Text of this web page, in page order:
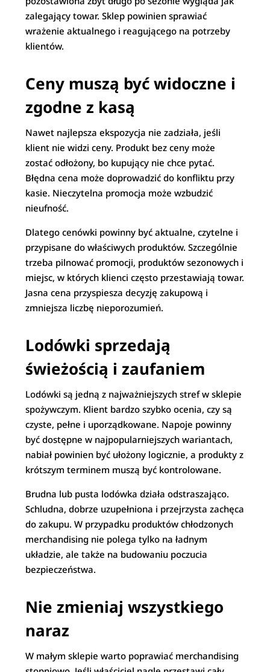
zalegający towar. Sklep powinien sprawiać
wrażenie aktualnego i reagującego na potrzeby
klientów.
Ceny muszą być widoczne i
zgodne z kasą
Nawet najlepsza ekspozycja nie zadziała, jeśli
klient nie widzi ceny. Produkt bez ceny może
zostać odłożony, bo kupujący nie chce pytać.
Błędna cena może doprowadzić do konfliktu przy
kasie. Nieczytelna promocja może wzbudzić
nieufność.
Dlatego cenówki powinny być aktualne, czytelne i
przypisane do właściwych produktów. Szczególnie
trzeba pilnować promocji, produktów sezonowych i
miejsc, w których klienci często przestawiają towar.
Jasna cena przyspiesza decyzję zakupową i
zmniejsza liczbę nieporozumień.
Lodówki sprzedają
świeżością i zaufaniem
Lodówki są jedną z najważniejszych stref w sklepie
spożywczym. Klient bardzo szybko ocenia, czy są
czyste, pełne i uporządkowane. Napoje powinny
być dostępne w najpopularniejszych wariantach,
nabiał powinien być ułożony logicznie, a produkty z
krótszym terminem muszą być kontrolowane.
Brudna lub pusta lodówka działa odstraszająco.
Schludna, dobrze uzupełniona i przejrzysta zachęca
do zakupu. W przypadku produktów chłodzonych
merchandising nie polega tylko na ładnym
układzie, ale także na budowaniu poczucia
bezpieczeństwa.
Nie zmieniaj wszystkiego
naraz
W małym sklepie warto poprawiać merchandising